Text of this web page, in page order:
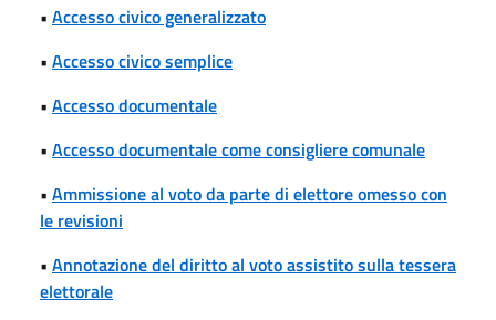
• Accesso civico generalizzato
• Accesso civico semplice
• Accesso documentale
• Accesso documentale come consigliere comunale
• Ammissione al voto da parte di elettore omesso con
le revisioni
• Annotazione del diritto al voto assistito sulla tessera
elettorale